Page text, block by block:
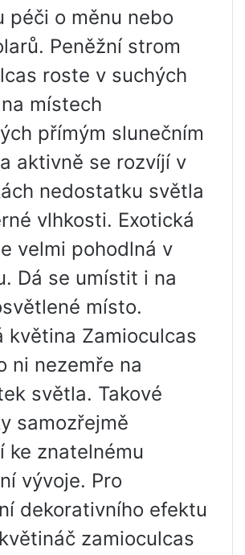
péči o měnu nebo
Peněžní strom
roste v suchých
místech
přímým slunečním
aktivně se rozvíjí v
nedostatku světla
vlhkosti. Exotická
velmi pohodlná v
Dá se umístit i na
místo.
květina Zamioculcas
ni nezemře na
světla. Takové
samozřejmě
ke znatelnému
vývoje. Pro
dekorativního efektu
zamioculcas